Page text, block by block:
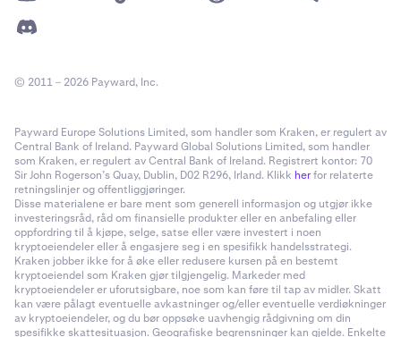
© 2011 – 2026 Payward, Inc.
Payward Europe Solutions Limited, som handler som Kraken, er regulert av
Central Bank of Ireland. Payward Global Solutions Limited, som handler
som Kraken, er regulert av Central Bank of Ireland. Registrert kontor: 70
Sir John Rogerson’s Quay, Dublin, D02 R296, Irland. Klikk herfor relaterte
retningslinjer og offentliggjøringer.
Disse materialene er bare ment som generell informasjon og utgjør ikke
investeringsråd, råd om finansielle produkter eller en anbefaling eller
oppfordring til å kjøpe, selge, satse eller være investert i noen
kryptoeiendeler eller å engasjere seg i en spesifikk handelsstrategi.
Kraken jobber ikke for å øke eller redusere kursen på en bestemt
kryptoeiendel som Kraken gjør tilgjengelig. Markeder med
kryptoeiendeler er uforutsigbare, noe som kan føre til tap av midler. Skatt
kan være pålagt eventuelle avkastninger og/eller eventuelle verdiøkninger
av kryptoeiendeler, og du bør oppsøke uavhengig rådgivning om din
spesifikke skattesituasjon. Geografiske begrensninger kan gjelde. Enkelte